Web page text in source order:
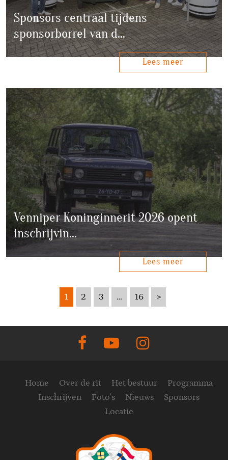
Sponsors centraal tijdens
sponsorborrel van d…
Lees meer
Venniper Koninginnerit 2026 opent
inschrijvin…
Lees meer
1 2 3 … 16 >
Home Over de rit Het bestuur
Programma
Inschrijven
Foto's Nieuws
Sponsors
Locatie